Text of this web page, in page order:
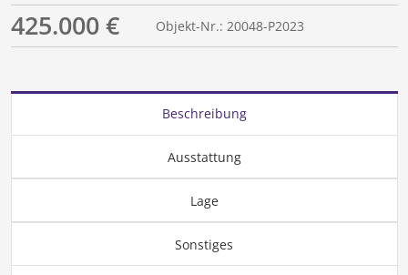
425.000 € Objekt-Nr.: 20048-P2023
Beschreibung
Ausstattung
Lage
Sonstiges